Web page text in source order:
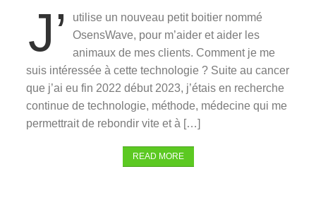
J’
utilise un nouveau petit boitier nommé
OsensWave, pour m’aider et aider les
animaux de mes clients. Comment je me
suis intéressée à cette technologie ? Suite au cancer
que j’ai eu fin 2022 début 2023, j’étais en recherche
continue de technologie, méthode, médecine qui me
permettrait de rebondir vite et à […]
READ MORE